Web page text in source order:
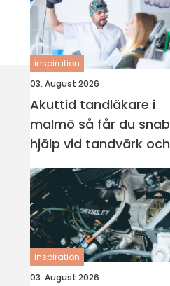
inspiration
03. August 2026
Akuttid tandläkare i
malmö så får du snabb
hjälp vid tandvärk och
skador
inspiration
03. August 2026